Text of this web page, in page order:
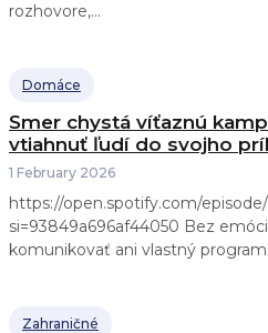
rozhovore,...
Domáce
Smer chystá víťaznú
vtiahnuť ľudí do svojho
1 February 2026
https://open.spotify.com/
si=93849a696af44050 Bez emócie a príbehu: opozícia nevie
Zahraničné